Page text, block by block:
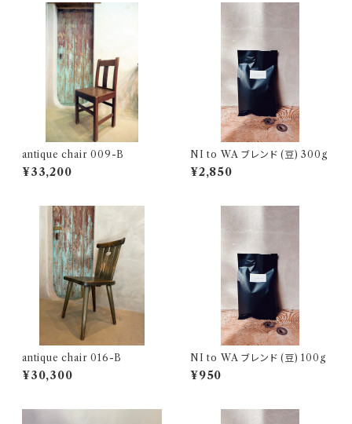
antique chair 009-B
¥33,200
NI to WA ブレンド (豆) 300g
¥2,850
antique chair 016-B
¥30,300
NI to WA ブレンド (豆) 100g
¥950